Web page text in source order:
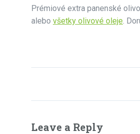
Prémiové extra panenské
alebo všetky olivové oleje.
Leave a Reply